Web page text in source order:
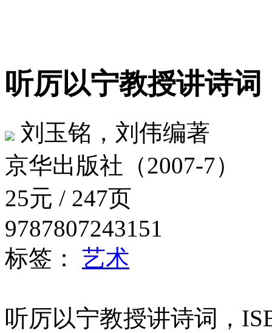
听厉以宁教授讲诗
刘玉铭，刘伟编著
京华出版社（2007-7）
25元 / 247页
9787807243151
标签： 艺术
听厉以宁教授讲诗词，